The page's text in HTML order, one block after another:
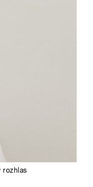
rozhlas